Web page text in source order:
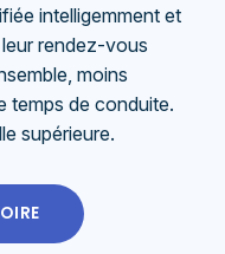
intelligemment et
rendez-vous
moins
temps de conduite.
supérieure.